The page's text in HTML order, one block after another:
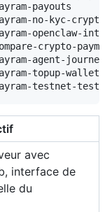
payouts
no-kyc-
openclaw-
crypto-
agent-journey
topup-
avec
interface de
du